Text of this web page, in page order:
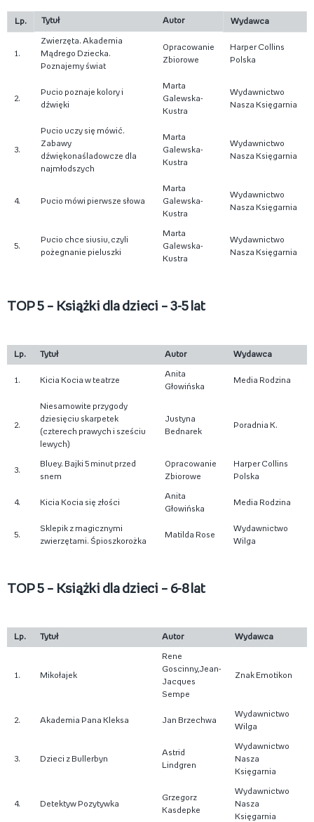
Lp. Tytuł Autor Wydawca
1.
Zwierzęta. Akademia
Mądrego Dziecka.
Poznajemy świat
Opracowanie
Zbiorowe
Harper Collins
Polska
2.
Pucio poznaje kolory i
dźwięki
Marta
Galewska-
Kustra
Wydawnictwo
Nasza Księgarnia
3.
Pucio uczy się mówić.
Zabawy
dźwiękonaśladowcze dla
najmłodszych
Marta
Galewska-
Kustra
Wydawnictwo
Nasza Księgarnia
4. Pucio mówi pierwsze słowa
Marta
Galewska-
Kustra
Wydawnictwo
Nasza Księgarnia
5.
Pucio chce siusiu, czyli
pożegnanie pieluszki
Marta
Galewska-
Kustra
Wydawnictwo
Nasza Księgarnia
TOP 5 – Książki dla dzieci – 3-5 lat
Lp. Tytuł Autor Wydawca
1. Kicia Kocia w teatrze
Anita
Głowińska
Media Rodzina
2.
Niesamowite przygody
dziesięciu skarpetek
(czterech prawych i sześciu
lewych)
Justyna
Bednarek
Poradnia K.
3.
Bluey. Bajki 5 minut przed
snem
Opracowanie
Zbiorowe
Harper Collins
Polska
4. Kicia Kocia się złości
Anita
Głowińska
Media Rodzina
5.
Sklepik z magicznymi
zwierzętami. Śpioszkorożka
Matilda Rose
Wydawnictwo
Wilga
TOP 5 – Książki dla dzieci – 6-8 lat
Lp. Tytuł Autor Wydawca
1. Mikołajek
Rene
Goscinny,Jean-
Jacques
Sempe
Znak Emotikon
2. Akademia Pana Kleksa Jan Brzechwa
Wydawnictwo
Wilga
3. Dzieci z Bullerbyn
Astrid
Lindgren
Wydawnictwo
Nasza
Księgarnia
4. Detektyw Pozytywka
Grzegorz
Kasdepke
Wydawnictwo
Nasza
Księgarnia